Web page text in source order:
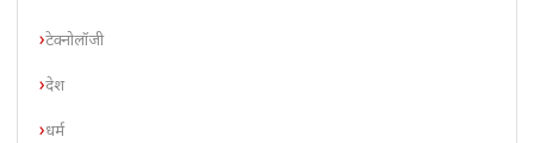
टेक्नोलॉजी
देश
धर्म